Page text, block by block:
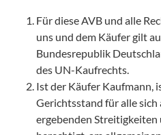
Für diese AVB und alle
uns und dem Käufer gilt
Bundesrepublik
des UN-Kaufrechts.
Ist der Käufer Kaufmann,
Gerichtsstand für alle
ergebenden Streitigkeiten